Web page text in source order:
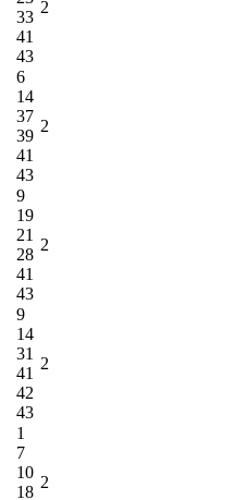
33
41
43
2
6
14
37
39
41
43
2
9
19
21
28
41
43
2
9
14
31
41
42
43
2
1
7
10
18
2